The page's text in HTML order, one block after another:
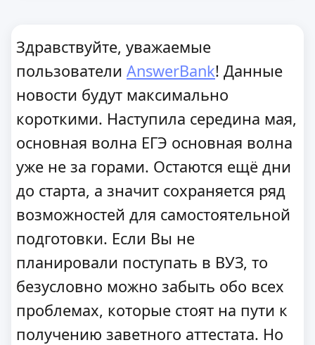
Здравствуйте, уважаемые
пользователи AnswerBank! Данные
новости будут максимально
короткими. Наступила середина мая,
основная волна ЕГЭ основная волна
уже не за горами. Остаются ещё дни
до старта, а значит сохраняется ряд
возможностей для самостоятельной
подготовки. Если Вы не
планировали поступать в ВУЗ, то
безусловно можно забыть обо всех
проблемах, которые стоят на пути к
получению заветного аттестата. Но